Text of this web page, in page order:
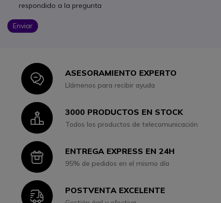
respondido a la pregunta
Enviar
IconASESORAMIENTO EXPERTO
Llámenos para recibir ayuda
Icon3000 PRODUCTOS EN STOCK
Todos los productos de telecomunicación
IconENTREGA EXPRESS EN 24H
95% de pedidos en el mismo día
IconPOSTVENTA EXCELENTE